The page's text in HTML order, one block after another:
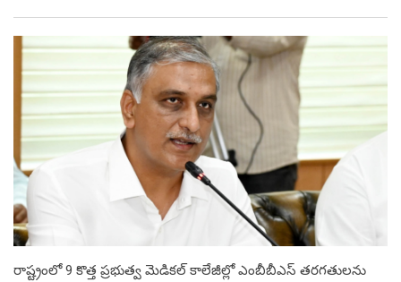
రాష్ట్రంలో 9 కొత్త ప్రభుత్వ మెడికల్ కాలేజీల్లో ఎంబీబీఎస్ తరగతులను